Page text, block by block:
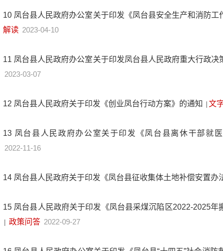
10 凤台县人民政府办公室关于印发《凤台县安全生产和消防工
解读 2023-04-10
11 凤台县人民政府办公室关于印发凤台县人民政府重大行政决
2023-03-07
12 凤台县人民政府关于印发《创业凤台行动方案》的通知 |文
13 凤台县人民政府办公室关于印发《凤台县离休干部就
2022-11-16
14 凤台县人民政府关于印发《凤台县征收集体土地补偿安置办
15 凤台县人民政府关于印发《凤台县采煤沉陷区2022-2025年
| 政策问答 2022-09-27